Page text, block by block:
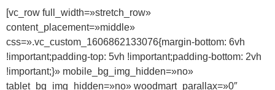
[vc_row full_width=»stretch_row»
content_placement=»middle»
css=».vc_custom_1606862133076{margin-bottom: 6vh
!important;padding-top: 5vh !important;padding-bottom: 2vh
!important;}» mobile_bg_img_hidden=»no»
tablet_bg_img_hidden=»no» woodmart_parallax=»0″